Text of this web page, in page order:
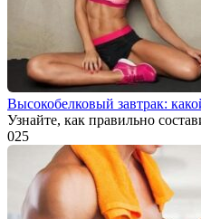
Высокобелковый завтрак:
Узнайте, как правильно
025